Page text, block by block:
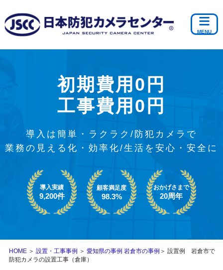
初期費用0円
工事費用0円
導入は簡単・ラクラク/防犯カメラで
業務の見える化・効率化/生活を安心・安全に
導入実績
9,200件
顧客満足度
98.3%
おかげさまで
20周年
HOME ＞設置・工事事例 ＞愛知県の事例 岩倉市の事例 ＞ 設置例 岩倉市で
防犯カメラの設置工事（倉庫）